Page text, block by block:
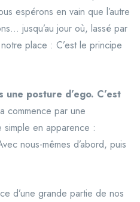
espérons en vain que l’autre
jusqu’au jour où, lassé par
place : C’est le principe
une posture d’ego. C’est
commence par une
en apparence :
nous-mêmes d’abord, puis
d’une grande partie de nos